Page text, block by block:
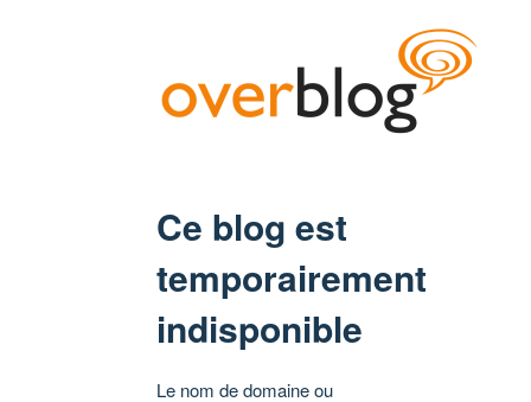
Ce blog est
temporairement
indisponible
Le nom de domaine ou